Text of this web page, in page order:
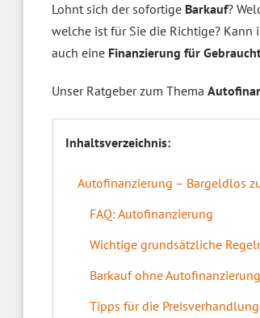
Lohnt sich der sofortige Barkauf?
welche ist für Sie die Richtige? Kann
auch eine Finanzierung für
Unser Ratgeber zum Thema
Inhaltsverzeichnis:
Autofinanzierung – Bargeldlos
FAQ: Autofinanzierung
Wichtige grundsätzliche
Barkauf ohne
Tipps für die